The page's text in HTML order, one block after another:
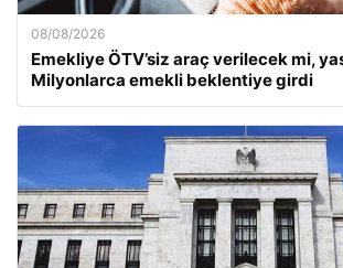
08/08/2026
Emekliye ÖTV’siz araç verilecek mi,
Milyonlarca emekli beklentiye girdi